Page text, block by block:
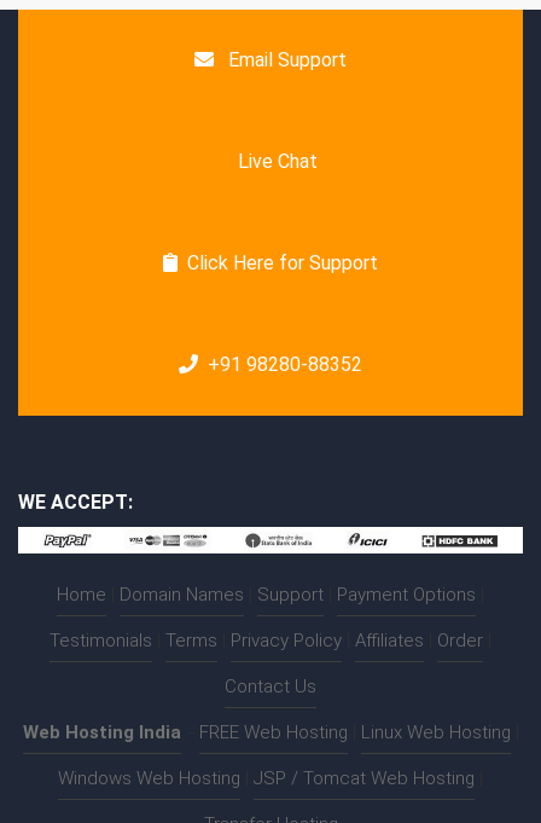
Email Support
Live Chat
Click Here for Support
+91 98280-88352
WE ACCEPT:
Home Domain Names Support Payment Options
Testimonials Terms Privacy Policy Affiliates Order
Contact Us
Web Hosting India FREE Web Hosting Linux Web Hosting
Windows Web Hosting JSP / Tomcat Web Hosting